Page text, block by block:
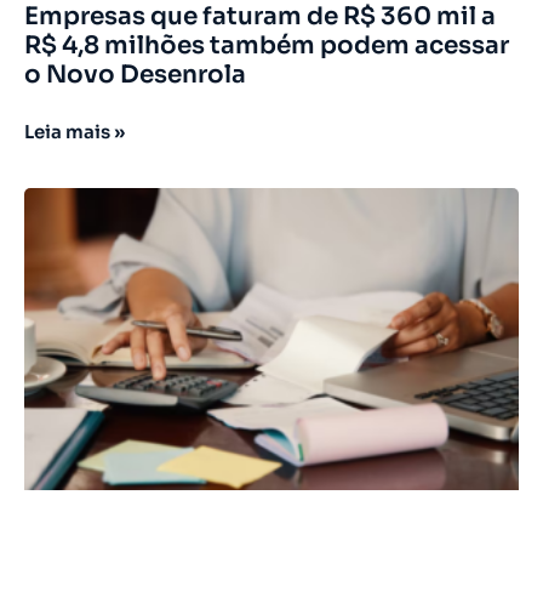
Empresas que faturam de R$ 360 mil a
R$ 4,8 milhões também podem acessar
o Novo Desenrola
Leia mais »